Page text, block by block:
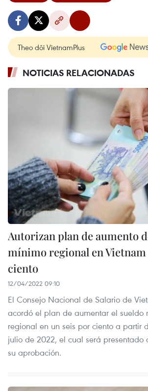
Theo dõi VietnamPlus
NOTICIAS RELACIONADAS
Autorizan plan de aumento
mínimo regional en Vietnam
ciento
12/04/2022 09:10
El Consejo Nacional de Salario de
acordó el plan de aumentar el sueldo
regional en un seis por ciento a partir
julio de 2022, el cual será presentado
su aprobación.